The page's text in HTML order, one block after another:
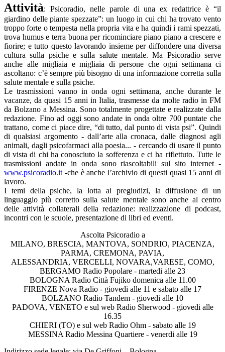
Attività: Psicoradio, nelle parole di una ex redattrice è “il
giardino delle piante spezzate”: un luogo in cui chi ha trovato vento
troppo forte o tempesta nella propria vita e ha quindi i rami spezzati,
trova humus e terra buona per ricominciare piano piano a crescere e
fiorire; e tutto questo lavorando insieme per diffondere una diversa
cultura sulla psiche e sulla salute mentale. Ma Psicoradio serve
anche alle migliaia e migliaia di persone che ogni settimana ci
ascoltano: c’è sempre più bisogno di una informazione corretta sulla
salute mentale e sulla psiche.
Le trasmissioni vanno in onda ogni settimana, anche durante le
vacanze, da quasi 15 anni in Italia, trasmesse da molte radio in FM
da Bolzano a Messina. Sono totalmente progettate e realizzate dalla
redazione. Fino ad oggi sono andate in onda oltre 700 puntate che
trattano, come ci piace dire, “di tutto, dal punto di vista psi”. Quindi
di qualsiasi argomento - dall’arte alla cronaca, dalle diagnosi agli
animali, dagli psicofarmaci alla poesia... - cercando di usare il punto
di vista di chi ha conosciuto la sofferenza e ci ha riflettuto. Tutte le
trasmissioni andate in onda sono riascoltabili sul sito internet -
www.psicoradio.it -che è anche l’archivio di questi quasi 15 anni di
lavoro.
I temi della psiche, la lotta ai pregiudizi, la diffusione di un
linguaggio più corretto sulla salute mentale sono anche al centro
delle attività collaterali della redazione: realizzazione di podcast,
incontri con le scuole, presentazione di libri ed eventi.
Ascolta Psicoradio a
MILANO, BRESCIA, MANTOVA, SONDRIO, PIACENZA,
PARMA, CREMONA, PAVIA,
ALESSANDRIA, VERCELLI, NOVARA,VARESE, COMO,
BERGAMO Radio Popolare - martedi alle 23
BOLOGNA Radio Città Fujiko domenica alle 11.00
FIRENZE Nova Radio - giovedi alle 11 e sabato alle 17
BOLZANO Radio Tandem - giovedi alle 10
PADOVA, VENETO e sul web Radio Sherwood - giovedi alle
16.35
CHIERI (TO) e sul web Radio Ohm - sabato alle 19
MESSINA Radio Messina Quartiere - venerdi alle 19